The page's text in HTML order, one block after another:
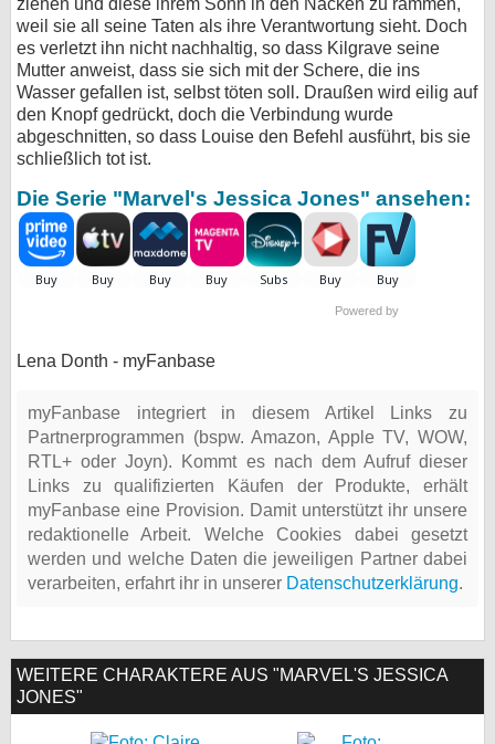
ziehen und diese ihrem Sohn in den Nacken zu rammen,
weil sie all seine Taten als ihre Verantwortung sieht. Doch
es verletzt ihn nicht nachhaltig, so dass Kilgrave seine
Mutter anweist, dass sie sich mit der Schere, die ins
Wasser gefallen ist, selbst töten soll. Draußen wird eilig auf
den Knopf gedrückt, doch die Verbindung wurde
abgeschnitten, so dass Louise den Befehl ausführt, bis sie
schließlich tot ist.
Die Serie "Marvel's Jessica Jones" ansehen:
Powered by
Lena Donth - myFanbase
myFanbase integriert in diesem Artikel Links zu
Partnerprogrammen (bspw. Amazon, Apple TV, WOW,
RTL+ oder Joyn). Kommt es nach dem Aufruf dieser
Links zu qualifizierten Käufen der Produkte, erhält
myFanbase eine Provision. Damit unterstützt ihr unsere
redaktionelle Arbeit. Welche Cookies dabei gesetzt
werden und welche Daten die jeweiligen Partner dabei
verarbeiten, erfahrt ihr in unserer Datenschutzerklärung.
WEITERE CHARAKTERE AUS "MARVEL'S JESSICA
JONES"